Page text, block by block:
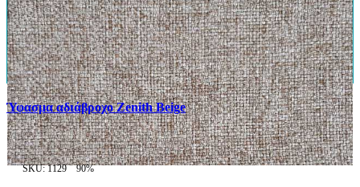
Ύφασμα αδιάβροχο Zenith Beige
SKU: 1129 90%